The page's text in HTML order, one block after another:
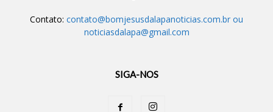
Contato: contato@bomjesusdalapanoticias.com.br ou
noticiasdalapa@gmail.com
SIGA-NOS